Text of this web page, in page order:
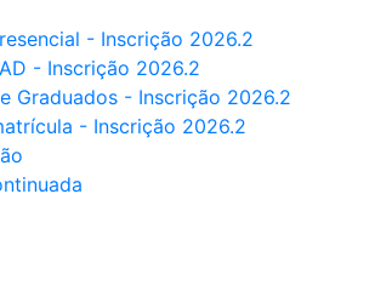
- Inscrição 2026.2
- Inscrição 2026.2
Graduados - Inscrição 2026.2
- Inscrição 2026.2